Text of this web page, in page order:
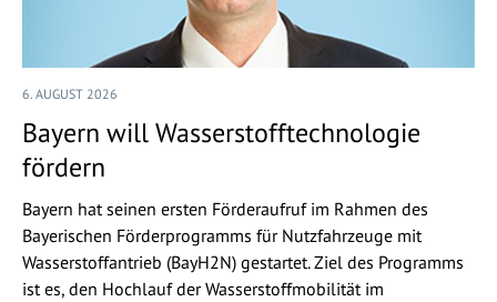
6. AUGUST 2026
Bayern will Wasserstofftechnologie
fördern
Bayern hat seinen ersten Förderaufruf im Rahmen des
Bayerischen Förderprogramms für Nutzfahrzeuge mit
Wasserstoffantrieb (BayH2N) gestartet. Ziel des Programms
ist es, den Hochlauf der Wasserstoffmobilität im